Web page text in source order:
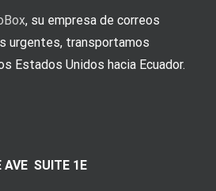
, su empresa de correos
urgentes, transportamos
Estados Unidos hacia Ecuador.
AVE SUITE 1E